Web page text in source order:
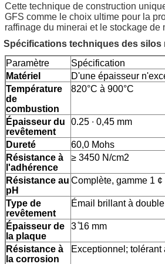
Cette technique de construction
GFS comme le choix ultime pour la
raffinage du minerai et le stockage de
Spécifications techniques des silos
Paramètre
Spécification
Matériel
D'une épaisseur
Température
de
combustion
820°C à 900°C
Épaisseur du
revêtement
0.25 ∙ 0,45 mm
Dureté
60,0 Mohs
Résistance à
l'adhérence
≥ 3450 N/cm2
Résistance au
pH
Complète, gamme 1 ¢
Type de
revêtement
Émail brillant à
Épaisseur de
la plaque
3 ̊16 mm
Résistance à
la corrosion
Exceptionnel;